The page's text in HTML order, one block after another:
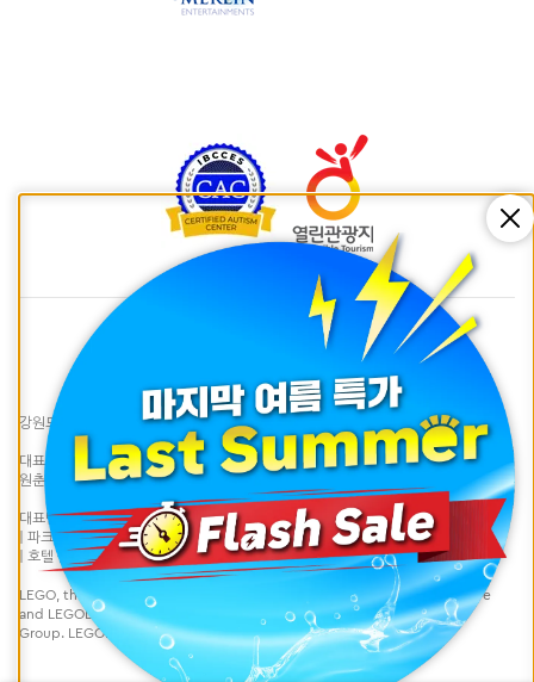
강원도 춘천시 하중도길128 | LEGOLAND® Korea Resort
대표자 : 이성호 | 사업자등록번호 : 617-81-99974 | 통신판매업신고번호 : 제 2021-강
원춘천-0527호 |
대표번호 033) 815-2300 (연중 10:00~18:00 / 점심 휴식 12:00~13:00)
| 파크 문의LLKR.Experiences@legoland.com
| 호텔 문의LLKR.Reservations@legoland.com
LEGO, the LEGO logo, the Brick and Knob configurations, the Minifigure
and LEGOLAND are trademarks of the LEGO group. ©2020 The LEGO
Group. LEGOLAND is a part of Merlin Entertainments Ltd.